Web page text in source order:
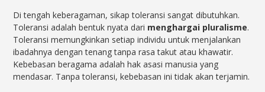
Di tengah keberagaman, sikap toleransi sangat dibutuhkan.
Toleransi adalah bentuk nyata dari menghargai pluralisme.
Toleransi memungkinkan setiap individu untuk menjalankan
ibadahnya dengan tenang tanpa rasa takut atau khawatir.
Kebebasan beragama adalah hak asasi manusia yang
mendasar. Tanpa toleransi, kebebasan ini tidak akan terjamin.